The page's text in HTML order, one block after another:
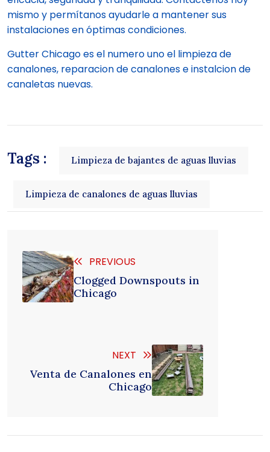
mismo y permítanos ayudarle a mantener sus
instalaciones en óptimas condiciones.
Gutter Chicago es el numero uno el limpieza de
canalones, reparacion de canalones e instalcion de
canaletas nuevas.
Tags : Limpieza de bajantes de aguas lluvias
Limpieza de canalones de aguas lluvias
PREVIOUS
Clogged Downspouts in
Chicago
NEXT
Venta de Canalones en
Chicago